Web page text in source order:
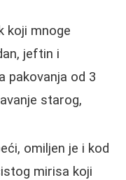
koji mnoge
jeftin i
pakovanja od 3
starog,
omiljen je i kod
mirisa koji